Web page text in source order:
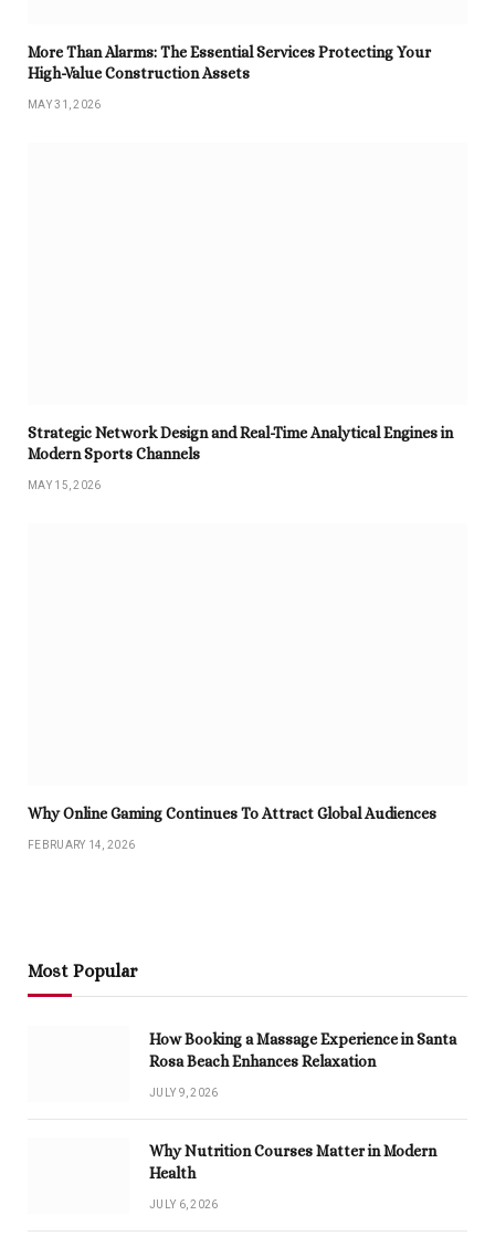
More Than Alarms: The Essential Services Protecting Your
High-Value Construction Assets
MAY 31, 2026
Strategic Network Design and Real-Time Analytical Engines in
Modern Sports Channels
MAY 15, 2026
Why Online Gaming Continues To Attract Global Audiences
FEBRUARY 14, 2026
Most Popular
How Booking a Massage Experience in Santa
Rosa Beach Enhances Relaxation
JULY 9, 2026
Why Nutrition Courses Matter in Modern
Health
JULY 6, 2026